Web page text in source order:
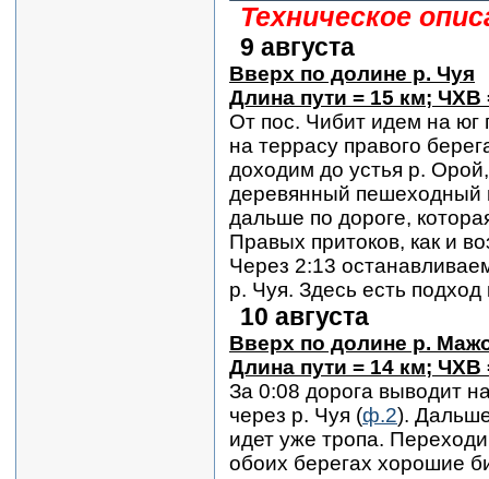
Техническое
9 августа
Вверх по долине р. Чуя
Длина пути = 15 км; ЧХВ
От пос. Чибит идем на юг
на террасу правого
доходим до устья р.
деревянный пешеходный
дальше по дороге,
Правых притоков, как и
Через 2:13
р. Чуя. Здесь есть подход
10 августа
Вверх по долине р.
Длина пути = 14 км; ЧХВ
За 0:08 дорога выводит
через р. Чуя (ф.2).
идет уже тропа.
обоих берегах хорошие